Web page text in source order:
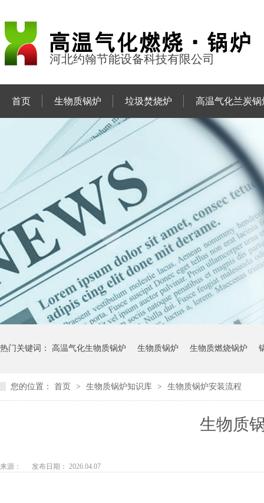
河北约翰节能设备科技有限公司
首页 生物质锅炉 垃圾焚烧炉 高温气化兰炭锅
热门关键词： 高温气化生物质锅炉 生物质锅炉 生物质燃烧锅炉
您的位置： 首页 > 生物质锅炉知识库 > 生物质锅炉安装流程
生物质
来源： 发布日期： 2026.04.07